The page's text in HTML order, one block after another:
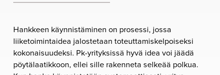
Hankkeen käynnistäminen on prosessi, jossa
liiketoimintaidea jalostetaan toteuttamiskelpoiseksi
kokonaisuudeksi. Pk-yrityksissä hyvä idea voi jäädä
pöytälaatikkoon, ellei sille rakenneta selkeää polkua.